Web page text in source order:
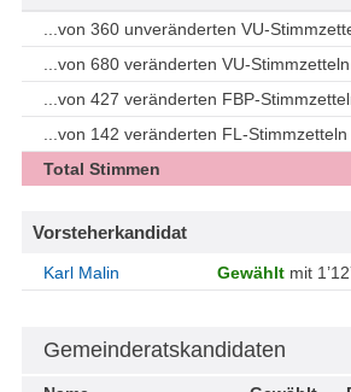
...von 360 unveränderten VU-
...von 680 veränderten VU-Stimmzetteln
...von 427 veränderten FBP-
...von 142 veränderten FL-Stimmzetteln
Total Stimmen
Vorsteherkandidat
Karl Malin Gewählt mit
Gemeinderatskandidaten